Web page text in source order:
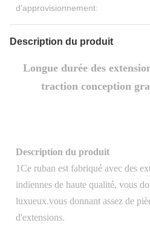
d'approvisionnement:
Description du produit
Longue durée des
traction conception
Description du produit
1Ce ruban est fabriqué avec des
indiennes de haute qualité, vous
luxueux.vous donnant assez de
d'extensions.